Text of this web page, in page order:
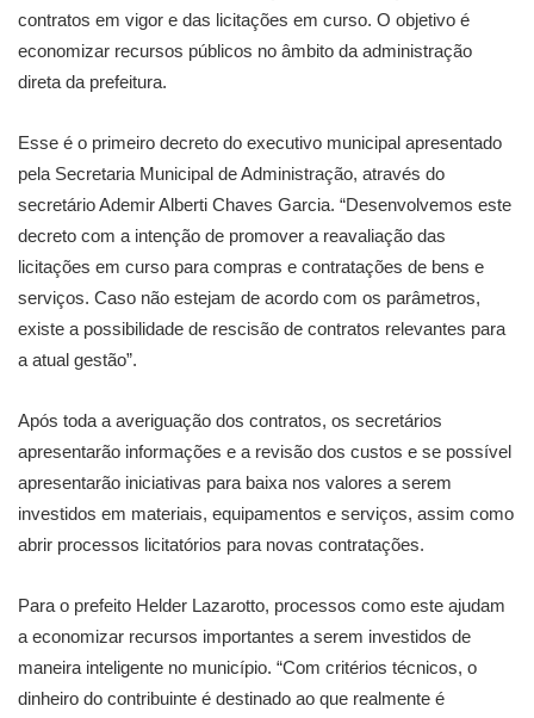
contratos em vigor e das licitações em curso. O objetivo é
economizar recursos públicos no âmbito da administração
direta da prefeitura.
Esse é o primeiro decreto do executivo municipal apresentado
pela Secretaria Municipal de Administração, através do
secretário Ademir Alberti Chaves Garcia. “Desenvolvemos este
decreto com a intenção de promover a reavaliação das
licitações em curso para compras e contratações de bens e
serviços. Caso não estejam de acordo com os parâmetros,
existe a possibilidade de rescisão de contratos relevantes para
a atual gestão”.
Após toda a averiguação dos contratos, os secretários
apresentarão informações e a revisão dos custos e se possível
apresentarão iniciativas para baixa nos valores a serem
investidos em materiais, equipamentos e serviços, assim como
abrir processos licitatórios para novas contratações.
Para o prefeito Helder Lazarotto, processos como este ajudam
a economizar recursos importantes a serem investidos de
maneira inteligente no município. “Com critérios técnicos, o
dinheiro do contribuinte é destinado ao que realmente é